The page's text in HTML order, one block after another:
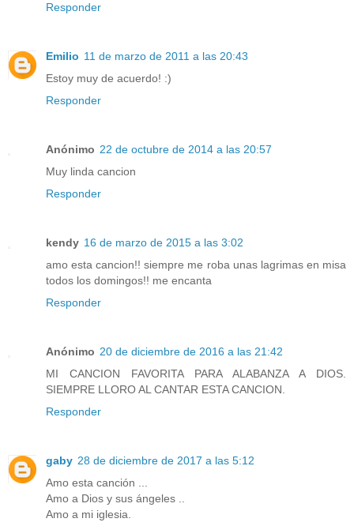
Responder
Emilio 11 de marzo de 2011 a las 20:43
Estoy muy de acuerdo! :)
Responder
Anónimo 22 de octubre de 2014 a las 20:57
Muy linda cancion
Responder
kendy 16 de marzo de 2015 a las 3:02
amo esta cancion!! siempre me roba unas lagrimas en misa
todos los domingos!! me encanta
Responder
Anónimo 20 de diciembre de 2016 a las 21:42
MI CANCION FAVORITA PARA ALABANZA A DIOS.
SIEMPRE LLORO AL CANTAR ESTA CANCION.
Responder
gaby 28 de diciembre de 2017 a las 5:12
Amo esta canción ...
Amo a Dios y sus ángeles ..
Amo a mi iglesia.